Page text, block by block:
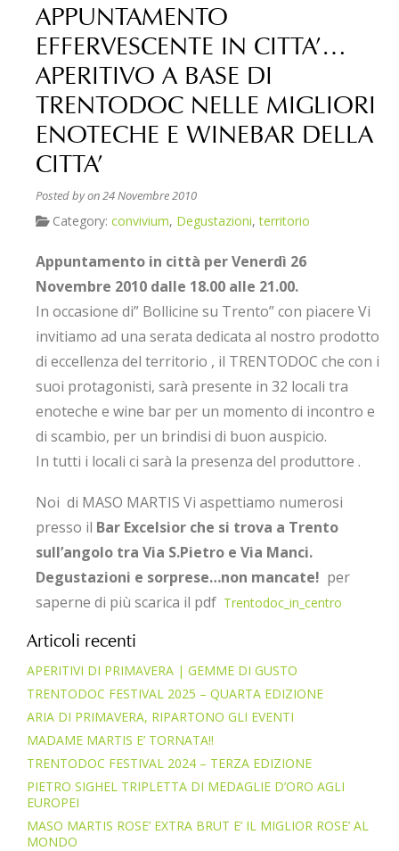
APPUNTAMENTO
EFFERVESCENTE IN CITTA’…
APERITIVO A BASE DI
TRENTODOC NELLE MIGLIORI
ENOTECHE E WINEBAR DELLA
CITTA’
Posted byon 24 Novembre 2010
Category: convivium, Degustazioni,territorio
Appuntamento in città per Venerdì 26
Novembre 2010 dalle 18.00 alle 21.00.
In occasione di” Bollicine su Trento” con piacere Vi
invitiamo ad una serata dedicata al nostro prodotto
di eccellenza del territorio , il TRENTODOC che con i
suoi protagonisti, sarà presente in 32 locali tra
enoteche e wine bar per un momento di incontro e
di scambio, per un brindisi di buon auspicio.
In tutti i locali ci sarà la presenza del produttore .
Noi di MASO MARTIS Vi aspettiamo numerosi
presso il Bar Excelsior che si trova a Trento
sull’angolo tra Via S.Pietro e Via Manci.
Degustazioni e sorprese…non mancate! per
saperne di più scarica il pdf Trentodoc_in_centro
Articoli recenti
APERITIVI DI PRIMAVERA | GEMME DI GUSTO
TRENTODOC FESTIVAL 2025 – QUARTA EDIZIONE
ARIA DI PRIMAVERA, RIPARTONO GLI EVENTI
MADAME MARTIS E’ TORNATA!!
TRENTODOC FESTIVAL 2024 – TERZA EDIZIONE
PIETRO SIGHEL TRIPLETTA DI MEDAGLIE D’ORO AGLI
EUROPEI
MASO MARTIS ROSE’ EXTRA BRUT E’ IL MIGLIOR ROSE’ AL
MONDO